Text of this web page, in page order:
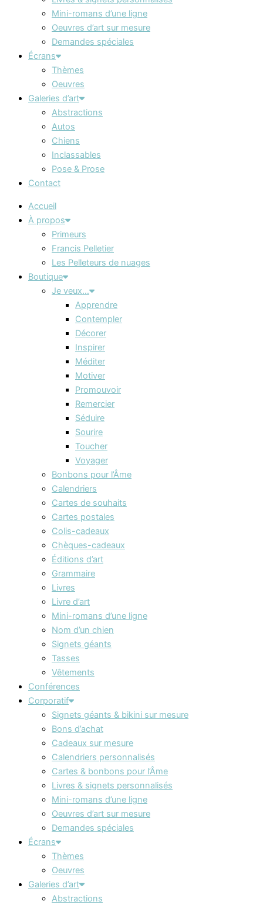
Mini-romans d’une ligne
Oeuvres d’art sur mesure
Demandes spéciales
Écrans
Thèmes
Oeuvres
Galeries d’art
Abstractions
Autos
Chiens
Inclassables
Pose & Prose
Contact
Accueil
À propos
Primeurs
Francis Pelletier
Les Pelleteurs de nuages
Boutique
Je veux…
Apprendre
Contempler
Décorer
Inspirer
Méditer
Motiver
Promouvoir
Remercier
Séduire
Sourire
Toucher
Voyager
Bonbons pour l’Âme
Calendriers
Cartes de souhaits
Cartes postales
Colis-cadeaux
Chèques-cadeaux
Éditions d’art
Grammaire
Livres
Livre d’art
Mini-romans d’une ligne
Nom d’un chien
Signets géants
Tasses
Vêtements
Conférences
Corporatif
Signets géants & bikini sur mesure
Bons d’achat
Cadeaux sur mesure
Calendriers personnalisés
Cartes & bonbons pour l’Âme
Livres & signets personnalisés
Mini-romans d’une ligne
Oeuvres d’art sur mesure
Demandes spéciales
Écrans
Thèmes
Oeuvres
Galeries d’art
Abstractions